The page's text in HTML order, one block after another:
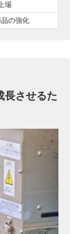
場
の強化
長させるた